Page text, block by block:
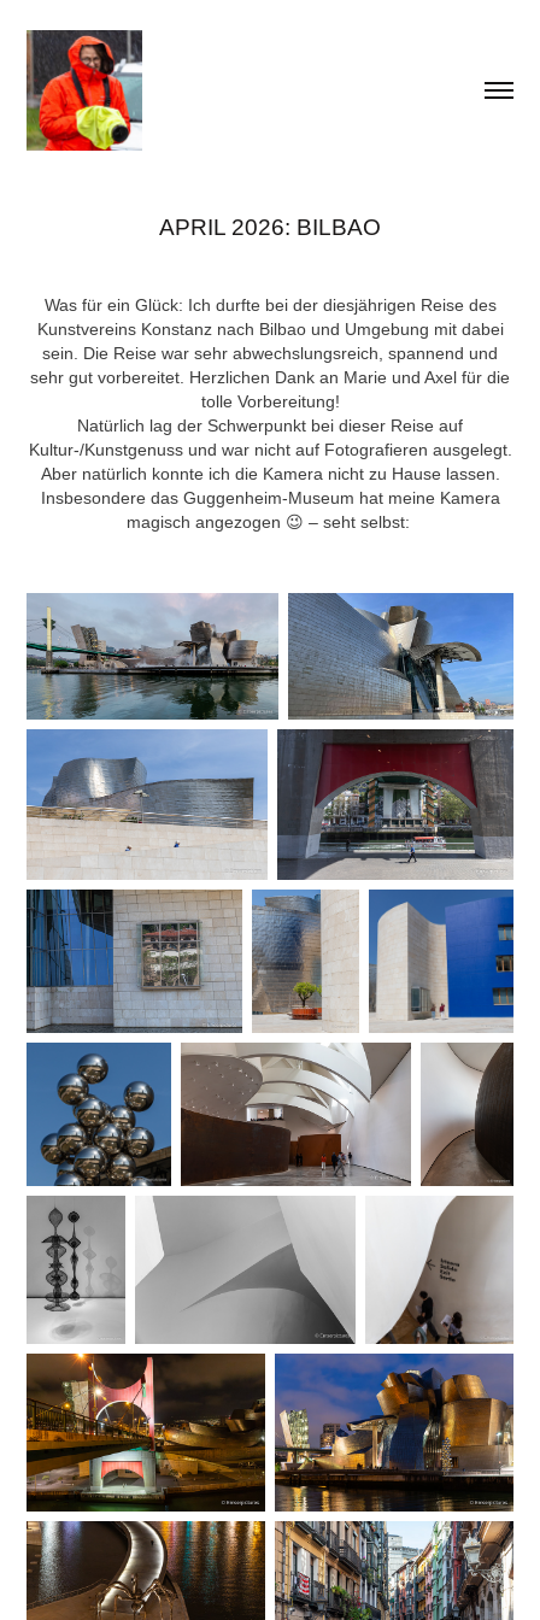
APRIL 2026: BILBAO
Was für ein Glück: Ich durfte bei der diesjährigen Reise des
Kunstvereins Konstanz nach Bilbao und Umgebung mit dabei
sein. Die Reise war sehr abwechslungsreich, spannend und
sehr gut vorbereitet. Herzlichen Dank an Marie und Axel für die
tolle Vorbereitung!
Natürlich lag der Schwerpunkt bei dieser Reise auf
Kultur-/Kunstgenuss und war nicht auf Fotografieren ausgelegt.
Aber natürlich konnte ich die Kamera nicht zu Hause lassen.
Insbesondere das Guggenheim-Museum hat meine Kamera
magisch angezogen 😉 – seht selbst: